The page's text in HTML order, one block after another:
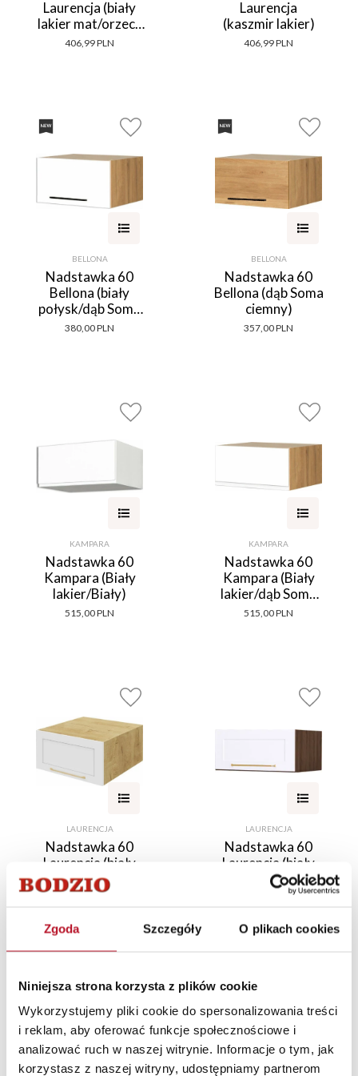
Zgoda Szczegóły O plikach cookies
Niniejsza strona korzysta z plików cookie
Wykorzystujemy pliki cookie do spersonalizowania treści
i reklam, aby oferować funkcje społecznościowe i
analizować ruch w naszej witrynie. Informacje o tym, jak
korzystasz z naszej witryny, udostępniamy partnerom
Laurencja (biały
lakier mat/orzech
Foresta)
406,99 PLN
Laurencja
(kaszmir lakier)
406,99 PLN
BELLONA
Nadstawka 60
Bellona (biały
połysk/dąb Soma
ciemny)
380,00 PLN
BELLONA
Nadstawka 60
Bellona (dąb Soma
ciemny)
357,00 PLN
KAMPARA
Nadstawka 60
Kampara (Biały
lakier/Biały)
515,00 PLN
KAMPARA
Nadstawka 60
Kampara (Biały
lakier/dąb Soma
ciemny)
515,00 PLN
LAURENCJA
Nadstawka 60
Laurencja (biały
lakier mat/dąb
Soma ciemny)
LAURENCJA
Nadstawka 60
Laurencja (biały
lakier mat/orzech
Foresta)
542,00 PLN